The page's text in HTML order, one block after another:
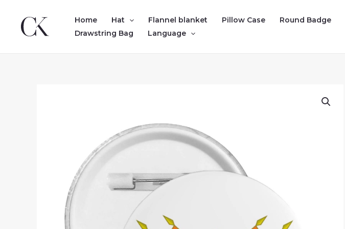
content
Home Hat Flannel blanket Pillow Case Round Badge
Drawstring Bag
Language